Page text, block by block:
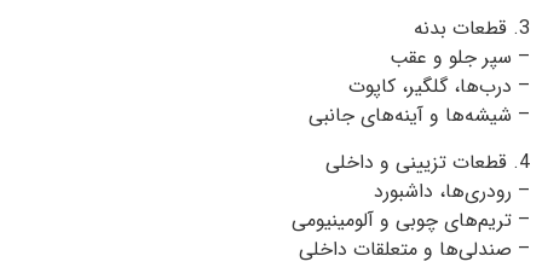
3. قطعات بدنه
– سپر جلو و عقب
– درب‌ها، گلگیر، کاپوت
– شیشه‌ها و آینه‌های جانبی
4. قطعات تزیینی و داخلی
– رودری‌ها، داشبورد
– تریم‌های چوبی و آلومینیومی
– صندلی‌ها و متعلقات داخلی